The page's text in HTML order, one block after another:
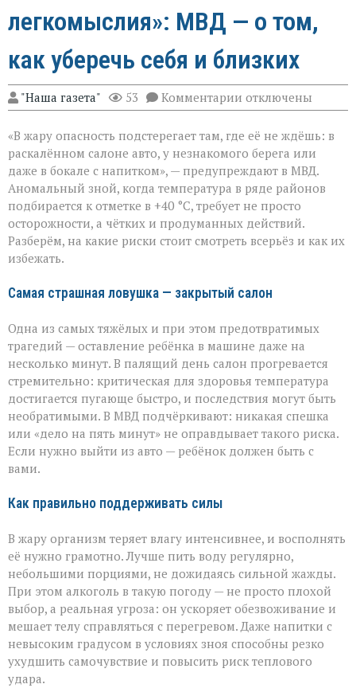
легкомыслия»: МВД — о том,
как уберечь себя и близких
"Наша газета" 53 Комментарии к
записи
не
прощает
легкомыслия»:
МВД — о
том,
как
уберечь
себя
и
отключены
«В жару опасность подстерегает там, где её не ждёшь: в
раскалённом салоне авто, у незнакомого берега или
даже в бокале с напитком», — предупреждают в МВД.
Аномальный зной, когда температура в ряде районов
подбирается к отметке в +40 °C, требует не просто
осторожности, а чётких и продуманных действий.
Разберём, на какие риски стоит смотреть всерьёз и как их
избежать.
Самая страшная ловушка — закрытый салон
Одна из самых тяжёлых и при этом предотвратимых
трагедий — оставление ребёнка в машине даже на
несколько минут. В палящий день салон прогревается
стремительно: критическая для здоровья температура
достигается пугающе быстро, и последствия могут быть
необратимыми. В МВД подчёркивают: никакая спешка
или «дело на пять минут» не оправдывает такого риска.
Если нужно выйти из авто — ребёнок должен быть с
вами.
Как правильно поддерживать силы
В жару организм теряет влагу интенсивнее, и восполнять
её нужно грамотно. Лучше пить воду регулярно,
небольшими порциями, не дожидаясь сильной жажды.
При этом алкоголь в такую погоду — не просто плохой
выбор, а реальная угроза: он ускоряет обезвоживание и
мешает телу справляться с перегревом. Даже напитки с
невысоким градусом в условиях зноя способны резко
ухудшить самочувствие и повысить риск теплового
удара.